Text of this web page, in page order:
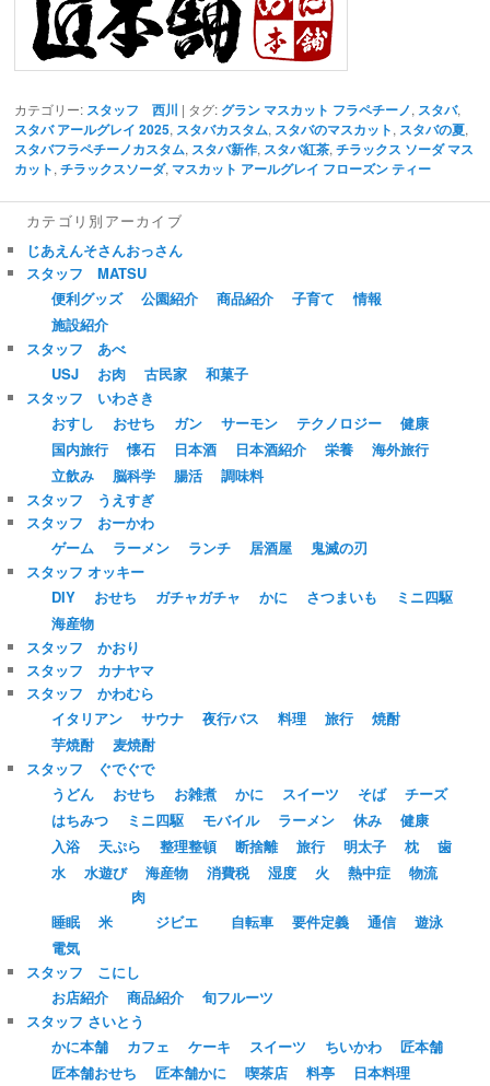
カテゴリー: スタッフ 西川 | タグ: グラン マスカット フラペチーノ, スタバ,
スタバ アールグレイ 2025, スタバカスタム, スタバのマスカット, スタバの夏,
スタバフラペチーノカスタム, スタバ新作, スタバ紅茶,チラックス ソーダ マス
カット,チラックスソーダ, マスカット アールグレイ フローズン ティー
カテゴリ別アーカイブ
じあえんそさんおっさん
スタッフ MATSU
便利グッズ
公園紹介 商品紹介 子育て
情報
施設紹介
スタッフ あべ
USJ
お肉 古民家
和菓子
スタッフ いわさき
おすし
おせち ガン サーモン テクノロジー
健康
国内旅行
懐石 日本酒 日本酒紹介 栄養
海外旅行
立飲み
脳科学 腸活
調味料
スタッフ うえすぎ
スタッフ おーかわ
ゲーム
ラーメン ランチ 居酒屋
鬼滅の刃
スタッフ オッキー
DIY
おせち ガチャガチャ かに さつまいも
ミニ四駆
海産物
スタッフ かおり
スタッフ カナヤマ
スタッフ かわむら
イタリアン
サウナ 夜行バス 料理 旅行
焼酎
芋焼酎
麦焼酎
スタッフ ぐでぐで
うどん
おせち お雑煮 かに スイーツ そば
チーズ
はちみつ
ミニ四駆 モバイル ラーメン 休み
健康
入浴
天ぷら 整理整頓 断捨離 旅行 明太子 枕
歯
水
水遊び 海産物 消費税 湿度 火 熱中症 物流
睡眠 米
肉
ジビエ
自転車 要件定義 通信
遊泳
電気
スタッフ こにし
お店紹介
商品紹介
旬フルーツ
スタッフ さいとう
かに本舗
カフェ ケーキ スイーツ ちいかわ
匠本舗
匠本舗おせち
匠本舗かに 喫茶店 料亭
日本料理